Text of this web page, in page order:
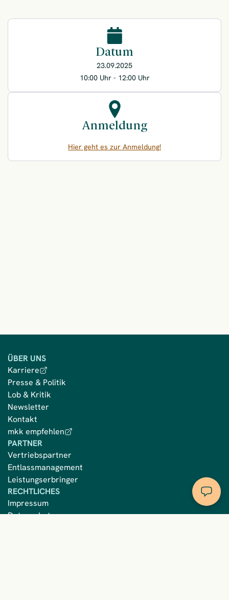
Datum
23.09.2025
10:00 Uhr - 12:00 Uhr
Anmeldung
Hier geht es zur Anmeldung!
ÜBER UNS
Karriere
Presse & Politik
Lob & Kritik
Newsletter
Kontakt
mkk empfehlen
PARTNER
Vertriebspartner
Entlassmanagement
Leistungserbringer
RECHTLICHES
Impressum
Datenschutz